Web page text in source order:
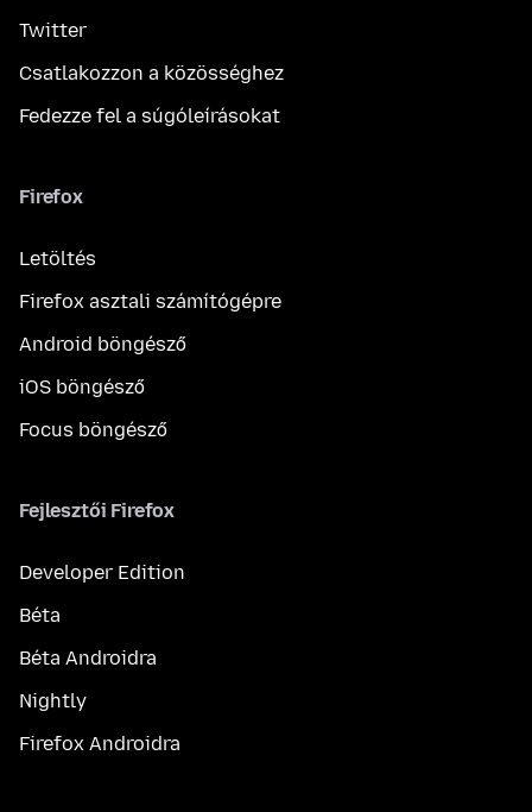
Twitter
Csatlakozzon a közösséghez
Fedezze fel a súgóleírásokat
Firefox
Letöltés
Firefox asztali számítógépre
Android böngésző
iOS böngésző
Focus böngésző
Fejlesztői Firefox
Developer Edition
Béta
Béta Androidra
Nightly
Firefox Androidra